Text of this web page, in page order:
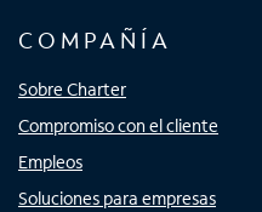
COMPAÑÍA
Sobre Charter
Compromiso con el cliente
Empleos
Soluciones para empresas